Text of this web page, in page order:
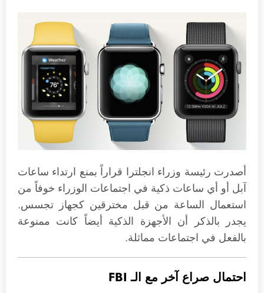
أصدرت رئيسة وزراء انجلترا قراراً بمنع ارتداء ساعات
آبل أو أي ساعات ذكية في اجتماعات الوزراء خوفاً من
استعمال الساعة من قبل مخترقين كجهاز تجسس.
يجدر بالذكر أن الأجهزة الذكية أيضاً كانت ممنوعة
بالفعل في اجتماعات مماثلة.
احتمال صراع آخر مع الـ FBI